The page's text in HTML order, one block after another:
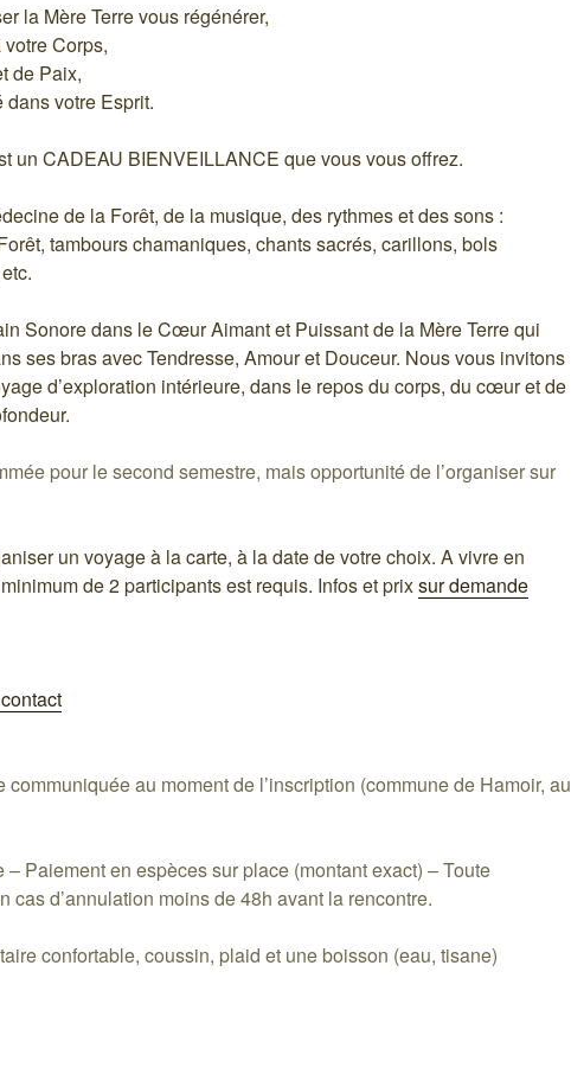
la Mère Terre vous régénérer,
Corps,
de Paix,
dans votre Esprit.
un CADEAU BIENVEILLANCE que vous vous offrez.
de la Forêt, de la musique, des rythmes et des sons :
tambours chamaniques, chants sacrés, carillons, bols
Sonore dans le Cœur Aimant et Puissant de la Mère Terre qui
ses bras avec Tendresse, Amour et Douceur. Nous vous invitons
d’exploration intérieure, dans le repos du corps, du cœur et de
pour le second semestre, mais opportunité de l’organiser sur
un voyage à la carte, à la date de votre choix. A vivre en
de 2 participants est requis. Infos et prixsur demande
au moment de l’inscription (commune de Hamoir, au
Paiement en espèces sur place (montant exact) – Toute
cas d’annulation moins de 48h avant la rencontre.
confortable, coussin, plaid et une boisson (eau, tisane)